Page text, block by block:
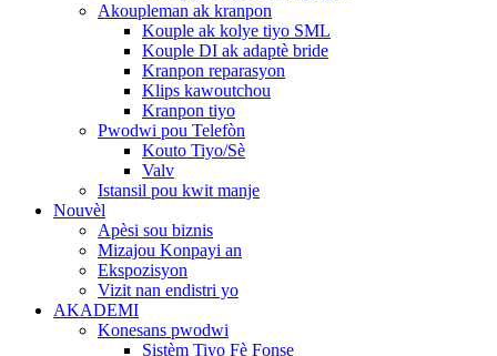
Akoupleman ak kranpon
Kouple ak kolye tiyo SML
Kouple DI ak adaptè bride
Kranpon reparasyon
Klips kawoutchou
Kranpon tiyo
Pwodwi pou Telefòn
Kouto Tiyo/Sè
Valv
Istansil pou kwit manje
Nouvèl
Apèsi sou biznis
Mizajou Konpayi an
Ekspozisyon
Vizit nan endistri yo
AKADEMI
Konesans pwodwi
Sistèm Tiyo Fè Fonse